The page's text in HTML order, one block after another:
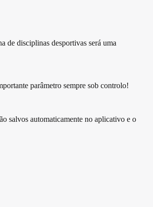
de disciplinas desportivas será uma
parâmetro sempre sob controlo!
salvos automaticamente no aplicativo e o